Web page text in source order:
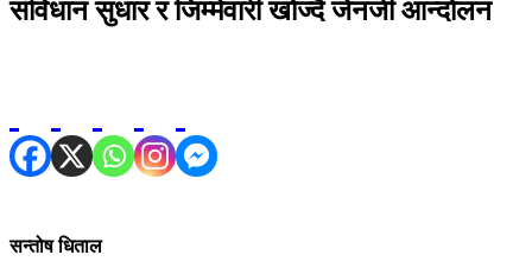
संविधान सुधार र जिम्मेवारी खोज्दै जेनजी आन्दोलन
सन्तोष धिताल